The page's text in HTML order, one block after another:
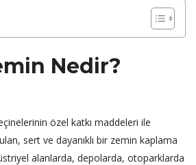
Nedir?
özel katkı maddeleri ile
sert ve dayanıklı bir zemin kaplama
alanlarda, depolarda, otoparklarda